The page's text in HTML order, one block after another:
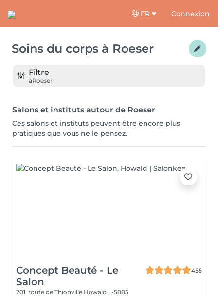
FR Connexion
Soins du corps à Roeser
Filtre
àRoeser
Salons et instituts autour de Roeser
Ces salons et instituts peuvent être encore plus
pratiques que vous ne le pensez.
Concept Beauté - Le
Salon
455
201, route de Thionville Howald L-5885